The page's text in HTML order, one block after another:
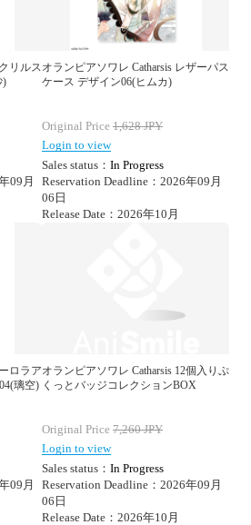
リルス
)
09月
オランピアソワレ Catharsis レザーパス
ケース デザイン06(ヒムカ)
Original Price 1,628JPY
Login to view
Sales status： In Progress
Reservation Deadline：2026年09月
06日
Release Date：2026年10月
ロラア
璃空)
09月
オランピアソワレ Catharsis 12個入りぷ
くっとバッジコレクションBOX
Original Price 7,260JPY
Login to view
Sales status： In Progress
Reservation Deadline：2026年09月
06日
Release Date：2026年10月